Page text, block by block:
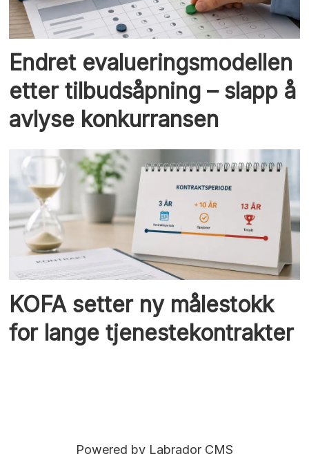
Endret evalueringsmodellen
etter tilbudsåpning – slapp å
avlyse konkurransen
KOFA setter ny målestokk
for lange tjenestekontrakter
Powered by Labrador CMS